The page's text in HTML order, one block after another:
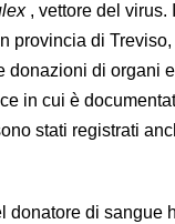
, vettore del virus.
provincia di
donazioni di organi
in cui è
stati registrati
donatore di sangue